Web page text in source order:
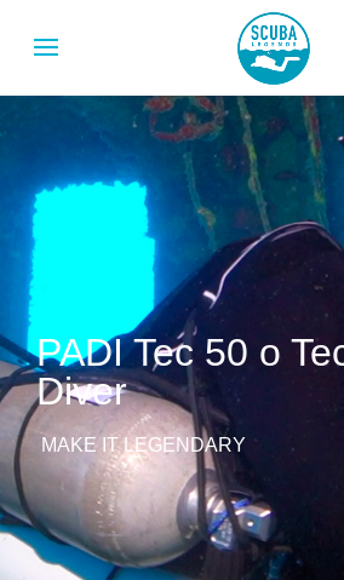
PADI Tec 50 o
Diver
MAKE IT LEGENDARY